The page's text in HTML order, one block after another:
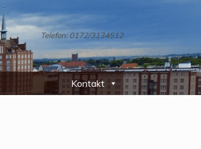
Telefon: 0172/3134512
Kontakt